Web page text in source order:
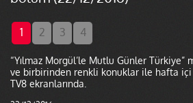
1 2 3 4
“Yılmaz Morgül’le Mutlu Günler Türkiye”
ve birbirinden renkli konuklar ile hafta içi
TV8 ekranlarında.